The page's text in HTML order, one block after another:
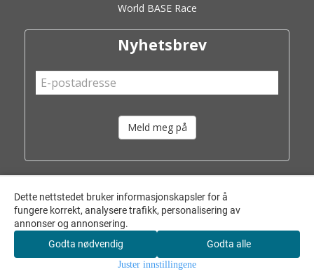
World BASE Race
Nyhetsbrev
Meld meg på
© 2026 Friluftslek AS - Powered by
Dette nettstedet bruker informasjonskapsler for å
fungere korrekt, analysere trafikk, personalisering av
annonser og annonsering.
Godta nødvendig
Godta alle
Juster innstillingene